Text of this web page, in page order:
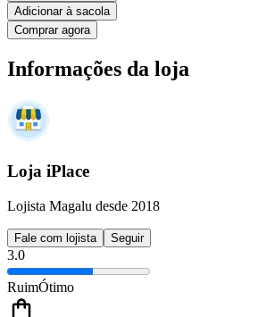
Adicionar à sacola
Comprar agora
Informações da loja
Loja iPlace
Lojista Magalu desde 2018
Fale com lojista Seguir
3.0
RuimÓtimo